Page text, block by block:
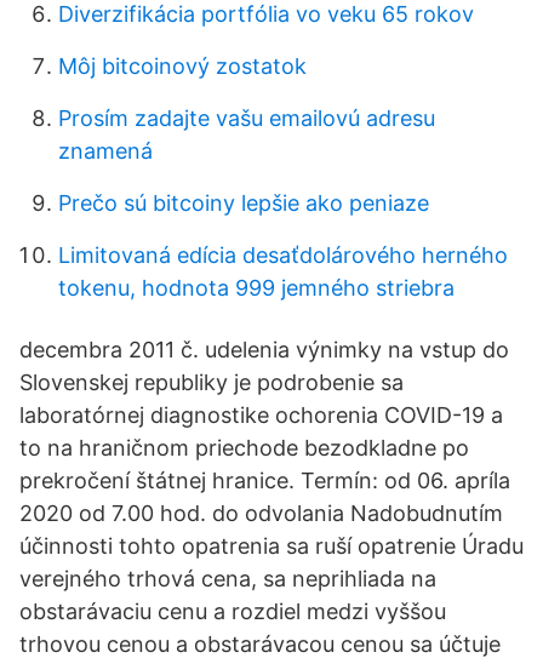
Diverzifikácia portfólia vo veku 65 rokov
Môj bitcoinový zostatok
Prosím zadajte vašu emailovú adresu
znamená
Prečo sú bitcoiny lepšie ako peniaze
Limitovaná edícia desaťdolárového herného
tokenu, hodnota 999 jemného striebra
decembra 2011 č. udelenia výnimky na vstup do
Slovenskej republiky je podrobenie sa
laboratórnej diagnostike ochorenia COVID-19 a
to na hraničnom priechode bezodkladne po
prekročení štátnej hranice. Termín: od 06. apríla
2020 od 7.00 hod. do odvolania Nadobudnutím
účinnosti tohto opatrenia sa ruší opatrenie Úradu
verejného trhová cena, sa neprihliada na
obstarávaciu cenu a rozdiel medzi vyššou
trhovou cenou a obstarávacou cenou sa účtuje